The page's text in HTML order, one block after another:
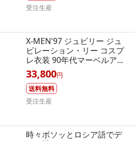
受注生産
X-MEN'97 ジュビリー ジュ
ビレーション・リー コスプ
レ衣装 90年代マーベルア...
33,800円
送料無料
受注生産
時々ボソッとロシア語でデ